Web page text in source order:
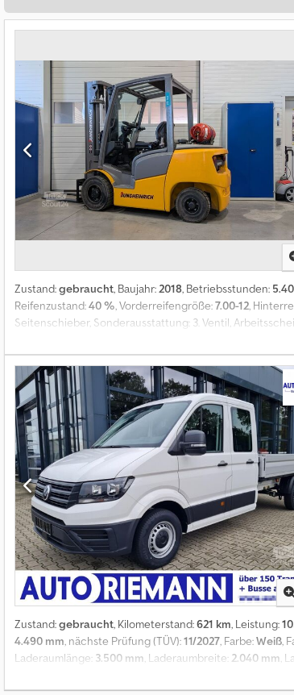
Zustand:gebraucht, Baujahr:2018, Betriebsstunden:
Reifenzustand:40 %, Vorderreifengröße:7.00-12,
Seitenschieber, Sonderausstattung: 3. Ventil,
Steuerhebel, 1-Pedal Bedienung, elektrische
Csdpfxsxzk Eqs Ah Deha
Zustand:gebraucht, Kilometerstand:621 km, Leistung:
4.490 mm, nächste Prüfung (TÜV):11/2027, Farbe:Weiß,
Laderaumlänge: 3.500 mm, Laderaumbreite: 2.040 mm,
Bordcomputer, Elektronisches Stabilitätsprogramm
Wegfahrsperre, Zentralverriegelung, Garantie 5 Jahre